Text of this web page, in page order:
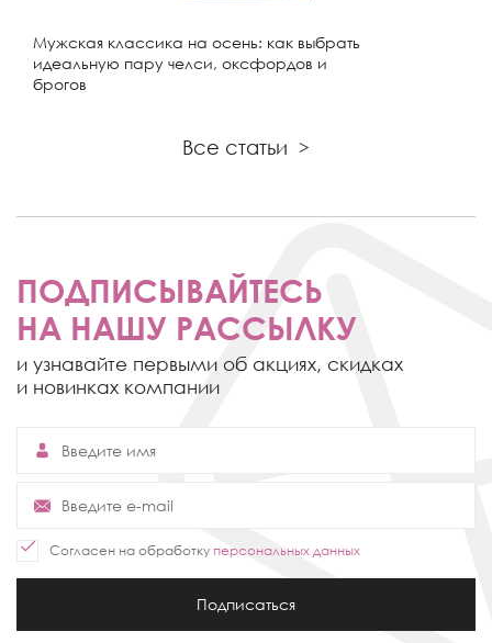
Мужская классика на осень: как выбрать
идеальную пару челси, оксфордов и
брогов
Все статьи >
ПОДПИСЫВАЙТЕСЬ
НА НАШУ РАССЫЛКУ
и узнавайте первыми об акциях, скидках
и новинках компании
Согласен на обработку персональных данных
Подписаться